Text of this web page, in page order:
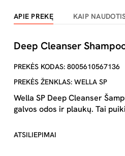
APIE PREKĘ KAIP
Deep Cleanser
PREKĖS KODAS: 8005610567136
PREKĖS ŽENKLAS: WELLA SP
Wella SP Deep Cleanser
galvos odos ir plaukų. Tai
ATSILIEPIMAI